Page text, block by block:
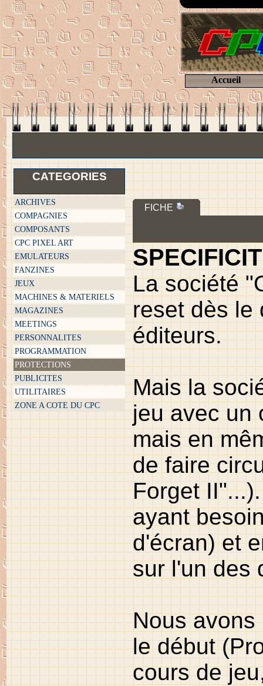
Accueil
CATEGORIES
ARCHIVES
COMPAGNIES
COMPOSANTS
CPC PIXEL ART
EMULATEURS
FANZINES
JEUX
MACHINES & MATERIELS
MAGAZINES
MEETINGS
PERSONNALITES
PROGRAMMATION
PROTECTIONS
PUBLICITES
UTILITAIRES
ZONE A COTE DU CPC
FICHE
La société
reset dès le
éditeurs.
Mais la
jeu avec un
mais en
de faire
Forget
ayant
d'écran) et
sur l'un des
Nous
le début
cours de